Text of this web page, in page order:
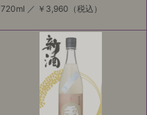
720ml ／ ￥3,960 （税込）